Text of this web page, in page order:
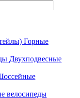
Горные
Двухподвесные